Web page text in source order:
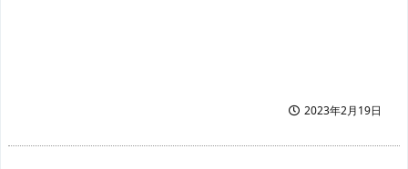
2023年2月19日